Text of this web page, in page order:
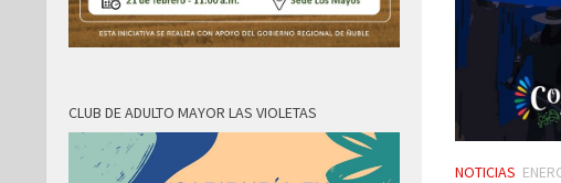
NOTICIAS
CLUB DE ADULTO MAYOR LAS VIOLETAS